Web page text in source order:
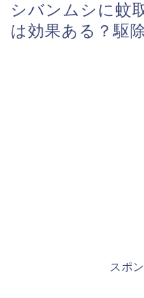
シバンムシに蚊
は効果ある？駆
スポ